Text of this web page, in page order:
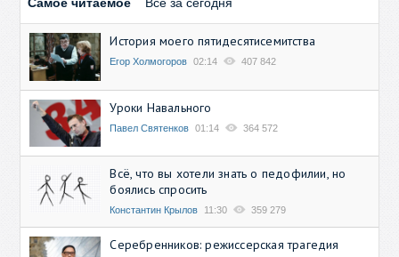
Самое читаемое Все за сегодня
История моего пятидесятисемитства
Егор Холмогоров 02:14 407 842
Уроки Навального
Павел Святенков 01:14 364 572
Всё, что вы хотели знать о педофилии, но
боялись спросить
Константин Крылов 11:30 359 279
Серебренников: режиссерская трагедия